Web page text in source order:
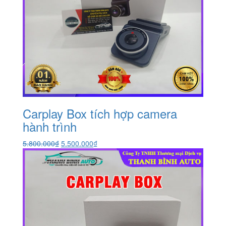
Carplay Box tích hợp camera
hành trình
5.800.000₫ Giá
gốc
là:
5.800.000₫.
5.500.000₫Giá
hiện
tại
là:
5.500.000₫.